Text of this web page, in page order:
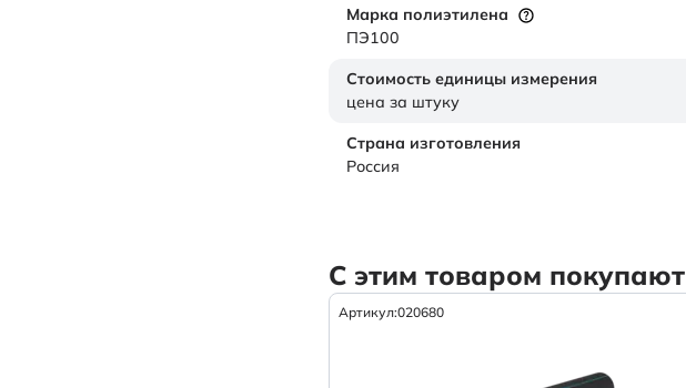
Марка полиэтилена
ПЭ100
Стоимость единицы измерения
цена за штуку
Страна изготовления
Россия
С этим товаром покупают
Артикул:020680